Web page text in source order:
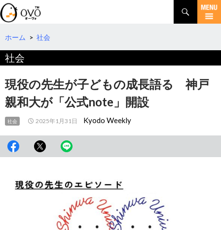
検
索
コ
テ
ツ
へ
移
動
ホーム > 社会
社会
現役の先生が子どもの成長語る 神戸
親和大が「公式note」開設
社会 2025年1月31日 Kyodo Weekly